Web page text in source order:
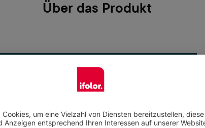
Über das Produkt